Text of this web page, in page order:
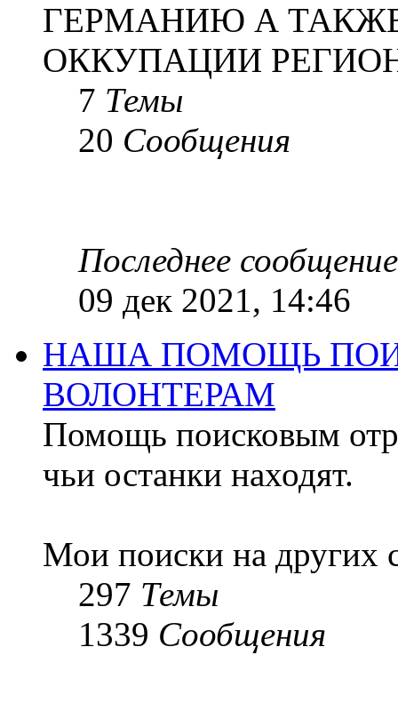
ГЕРМАНИЮ А
ОККУПАЦИИ
7 Темы
20 Сообщения
Последнее сообщение
09 дек 2021, 14:46
НАША ПОМОЩЬ
ВОЛОНТЕРАМ
Помощь поисковым
чьи останки находят.
Мои поиски на других
297 Темы
1339 Сообщения